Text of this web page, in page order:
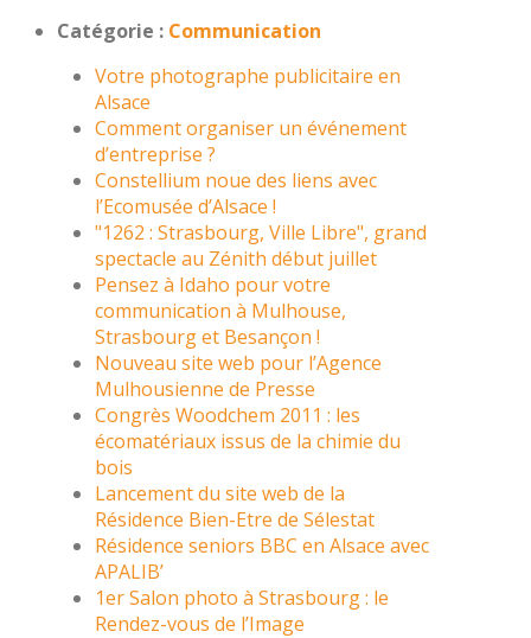
Catégorie : Communication
Votre photographe publicitaire en
Alsace
Comment organiser un événement
d’entreprise ?
Constellium noue des liens avec
l’Ecomusée d’Alsace !
"1262 : Strasbourg, Ville Libre", grand
spectacle au Zénith début juillet
Pensez à Idaho pour votre
communication à Mulhouse,
Strasbourg et Besançon !
Nouveau site web pour l’Agence
Mulhousienne de Presse
Congrès Woodchem 2011 : les
écomatériaux issus de la chimie du
bois
Lancement du site web de la
Résidence Bien-Etre de Sélestat
Résidence seniors BBC en Alsace avec
APALIB’
1er Salon photo à Strasbourg : le
Rendez-vous de l’Image